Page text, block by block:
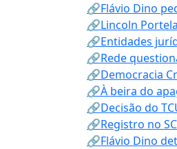
🔗Flávio Dino
🔗Lincoln
🔗Entidades
🔗Rede
🔗Democracia
🔗À beira do
🔗Decisão do
🔗Registro no
🔗Flávio Dino